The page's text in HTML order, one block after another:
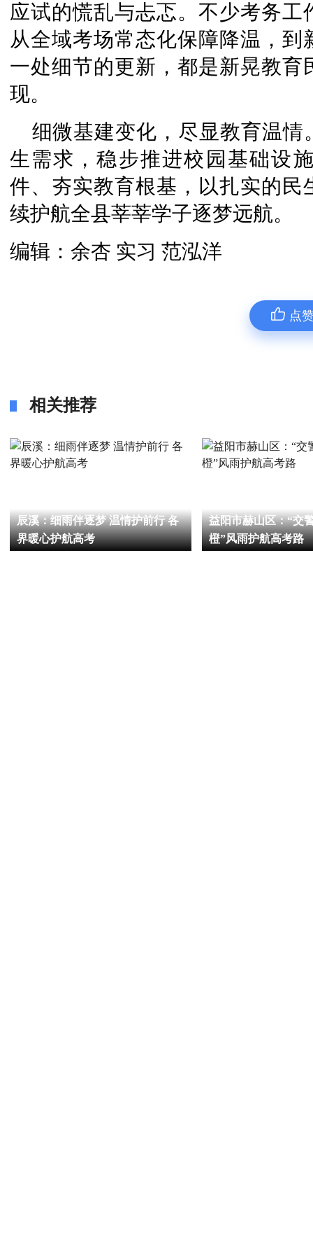
应试的慌乱与忐忑。不少考务
从全域考场常态化保障降温，
一处细节的更新，都是新晃教
现。
细微基建变化，尽显教育温
生需求，稳步推进校园基础设
件、夯实教育根基，以扎实的
续护航全县莘莘学子逐梦远航。
编辑：余杏 实习 范泓洋
点
相关推荐
辰溪：细雨伴逐梦 温情护前行 各
界暖心护航高考
益阳市赫山区：“交
橙”风雨护航高考路